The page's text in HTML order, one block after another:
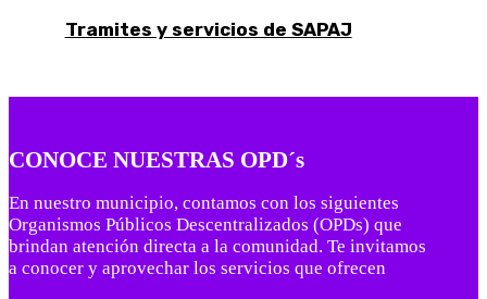
Tramites y servicios de SAPAJ
CONOCE NUESTRAS OPD´s
En nuestro municipio, contamos con los siguientes
Organismos Públicos Descentralizados (OPDs) que
brindan atención directa a la comunidad. Te invitamos
a conocer y aprovechar los servicios que ofrecen